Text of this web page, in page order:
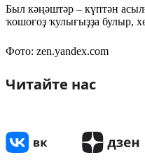
Был кәңәштәр – күптән
ҡошоғоҙ ҡулығыҙҙа булыр,
Фото: zen.yandex.com
Читайте нас